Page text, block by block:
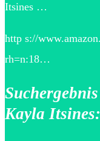
Itsines …
http s://
rh=n:18…
Kayla